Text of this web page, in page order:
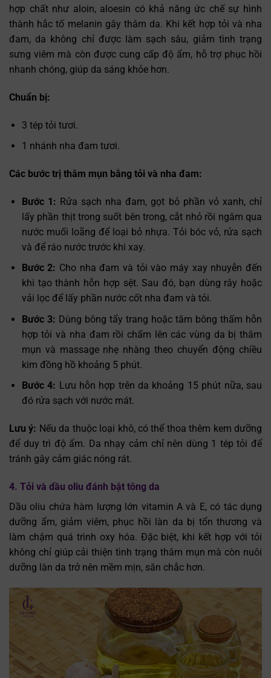
hợp chất như aloin, aloesin có khả năng ức chế sự hình
thành hắc tố melanin gây thâm da. Khi kết hợp tỏi và nha
đam, da không chỉ được làm sạch sâu, giảm tình trạng
sưng viêm mà còn được cung cấp độ ẩm, hỗ trợ phục hồi
nhanh chóng, giúp da sáng khỏe hơn.
Chuẩn bị:
3 tép tỏi tươi.
1 nhánh nha đam tươi.
Các bước trị thâm mụn bằng tỏi và nha đam:
Bước 1: Rửa sạch nha đam, gọt bỏ phần vỏ xanh, chỉ
lấy phần thịt trong suốt bên trong, cắt nhỏ rồi ngâm qua
nước muối loãng để loại bỏ nhựa. Tỏi bóc vỏ, rửa sạch
và để ráo nước trước khi xay.
Bước 2: Cho nha đam và tỏi vào máy xay nhuyễn đến
khi tạo thành hỗn hợp sệt. Sau đó, bạn dùng rây hoặc
vải lọc để lấy phần nước cốt nha đam và tỏi.
Bước 3: Dùng bông tẩy trang hoặc tăm bông thấm hỗn
hợp tỏi và nha đam rồi chấm lên các vùng da bị thâm
mụn và massage nhẹ nhàng theo chuyển động chiều
kim đồng hồ khoảng 5 phút.
Bước 4: Lưu hỗn hợp trên da khoảng 15 phút nữa, sau
đó rửa sạch với nước mát.
Lưu ý: Nếu da thuộc loại khô, có thể thoa thêm kem dưỡng
để duy trì độ ẩm. Da nhạy cảm chỉ nên dùng 1 tép tỏi để
tránh gây cảm giác nóng rát.
4. Tỏi và dầu oliu đánh bật tông da
Dầu oliu chứa hàm lượng lớn vitamin A và E, có tác dụng
dưỡng ẩm, giảm viêm, phục hồi làn da bị tổn thương và
làm chậm quá trình oxy hóa. Đặc biệt, khi kết hợp với tỏi
không chỉ giúp cải thiện tình trạng thâm mụn mà còn nuôi
dưỡng làn da trở nên mềm mịn, săn chắc hơn.